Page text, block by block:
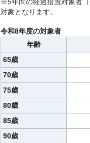
※5年間の経過措置対象者
対象となります。
令和8年度の対象者
年齢
65歳
70歳
75歳
80歳
85歳
90歳